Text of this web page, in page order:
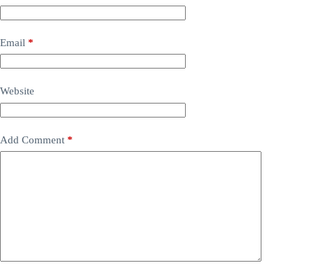
Email *
Website
Add Comment *